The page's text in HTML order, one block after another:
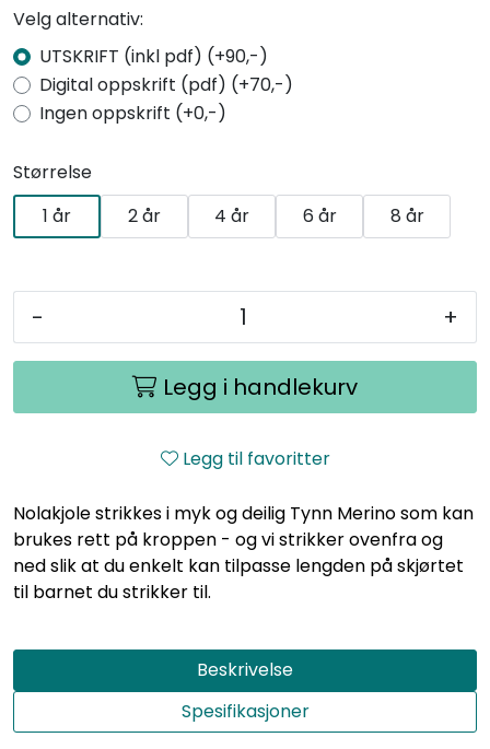
Velg alternativ:
UTSKRIFT (inkl pdf) (+90,-)
Digital oppskrift (pdf) (+70,-)
Ingen oppskrift (+0,-)
Størrelse
1 år
2 år 4 år 6 år 8 år
- +
Legg i handlekurv
Legg til favoritter
Nolakjole strikkes i myk og deilig Tynn Merino som kan
brukes rett på kroppen - og vi strikker ovenfra og
ned slik at du enkelt kan tilpasse lengden på skjørtet
til barnet du strikker til.
Beskrivelse
Spesifikasjoner